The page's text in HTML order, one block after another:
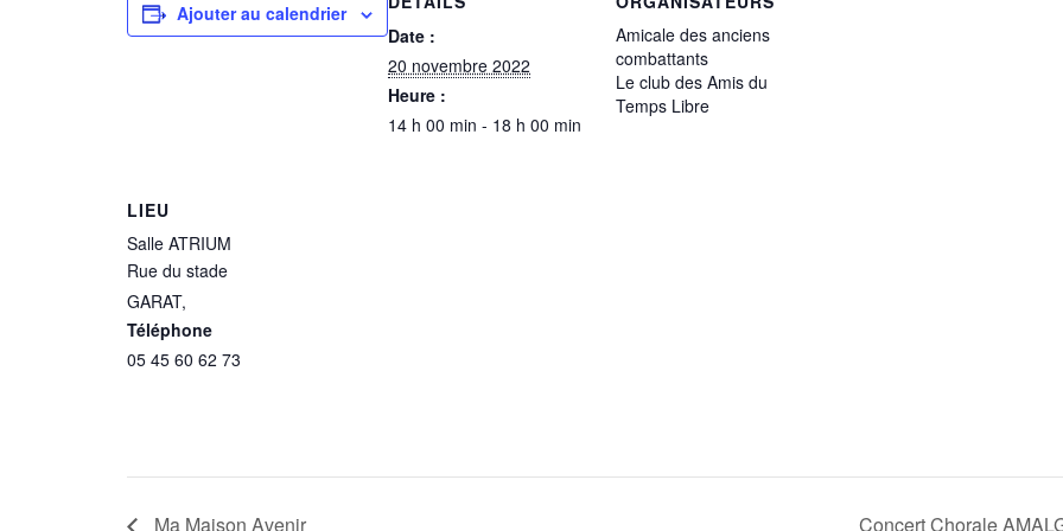
Ajouter au calendrier
Date :
20 novembre 2022
Heure :
14 h 00 min - 18 h 00 min
Amicale des anciens
combattants
Le club des Amis du
Temps Libre
LIEU
Salle ATRIUM
Rue du stade
GARAT,
Téléphone
05 45 60 62 73
Ma Maison Avenir Concert Chorale